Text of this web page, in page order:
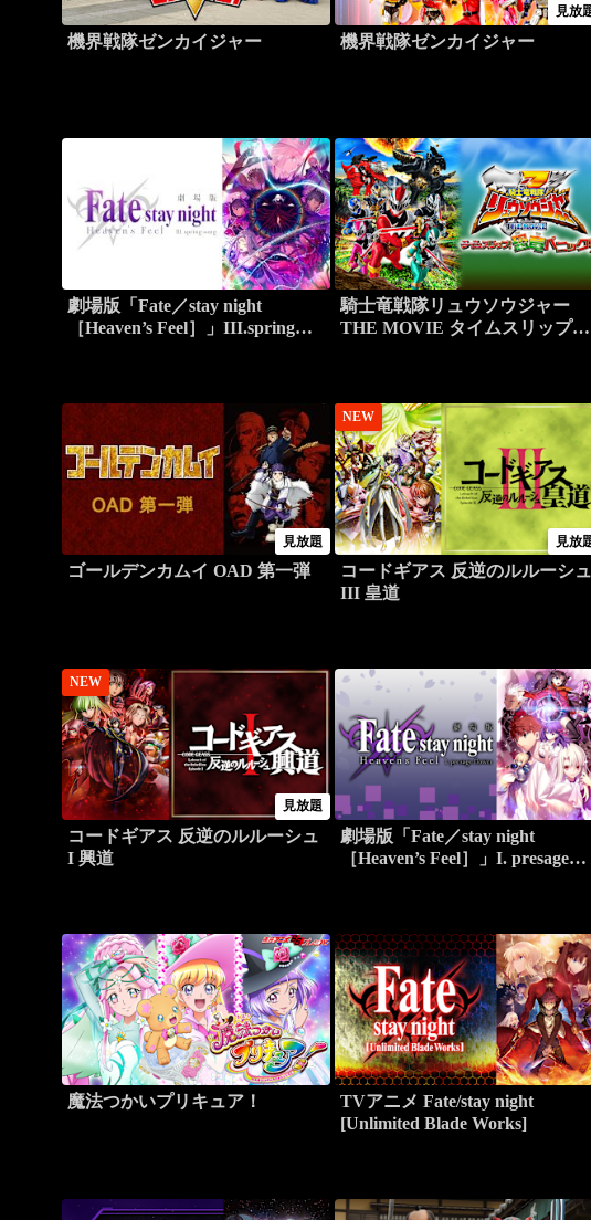
機界戦隊ゼンカイジャー
見放
機界戦隊ゼンカイジャー
劇場版「Fate／stay night
［Heaven’s Feel］」III.spring
騎士竜戦隊リュウソウジャー
THE MOVIE タイムスリップ！
見放題
ゴールデンカムイ OAD 第一弾
NEW
見放
コードギアス 反逆のルルーシュ
III 皇道
NEW
見放題
コードギアス 反逆のルルーシュ
I 興道
劇場版「Fate／stay night
［Heaven’s Feel］」I. presage
魔法つかいプリキュア！
TVアニメ Fate/stay night
[Unlimited Blade Works]